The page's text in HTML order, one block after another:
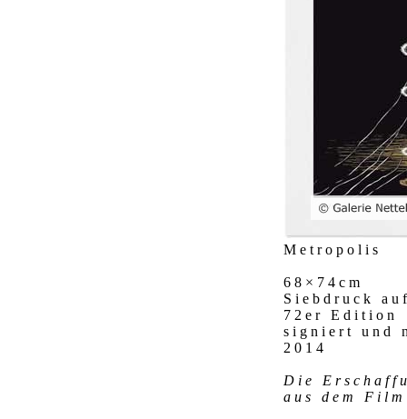
Metropolis
68×74cm
Siebdruck
72er Edition
signiert und
2014
Die
aus dem